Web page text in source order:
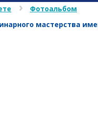
Фотоальбом
мастерства